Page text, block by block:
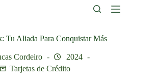
Tu Aliada Para Conquistar Más
Cordeiro
2024
Tarjetas de Crédito